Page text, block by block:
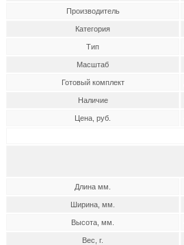
Производитель
Категория
Тип
Масштаб
Готовый комплект
Наличие
Цена, руб.
Длина мм.
Ширина, мм.
Высота, мм.
Вес, г.